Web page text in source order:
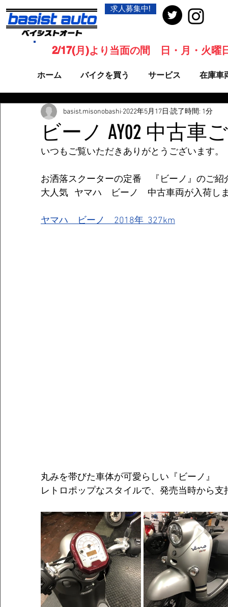
求人募集中!
ホーム バイクを買う サービス 在庫車
2/17(月)より当面の間 日・月・火曜
ビーノ AY02 中古車
basist.misonobashi 2022年5月17日 読了時間: 1分
いつもご覧いただきありがとうございます。
お洒落スクーターの定番　『ビーノ』のご紹
大人気   ヤマハ　ビーノ　中古車両が入荷し
ヤマハ　ビーノ　2018年  327km
丸みを帯びた車体が可愛らしい『ビーノ』
レトロポップなスタイルで、発売当時から